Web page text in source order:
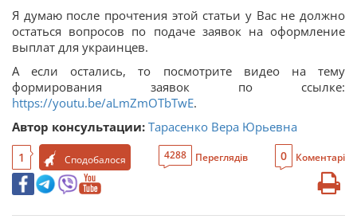
Я думаю после прочтения этой статьи у Вас не должно
остаться вопросов по подаче заявок на оформление
выплат для украинцев.
А если остались, то посмотрите видео на тему
формирования заявок по ссылке:
https://youtu.be/aLmZmOTbTwE.
Автор консультации: Тарасенко Вера Юрьевна
1 Сподобалося 4288 Переглядів 0 Коментарі